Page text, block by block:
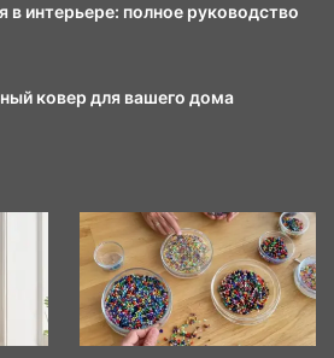
в интерьере: полное руководство
ковер для вашего дома